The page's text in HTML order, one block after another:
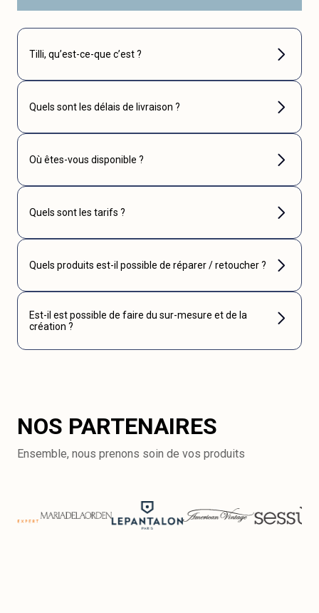
Tilli, qu’est-ce-que c’est ?
Quels sont les délais de livraison ?
Où êtes-vous disponible ?
Quels sont les tarifs ?
Quels produits est-il possible de réparer / retoucher ?
Est-il est possible de faire du sur-mesure et de la
création ?
NOS PARTENAIRES
Ensemble, nous prenons soin de vos produits